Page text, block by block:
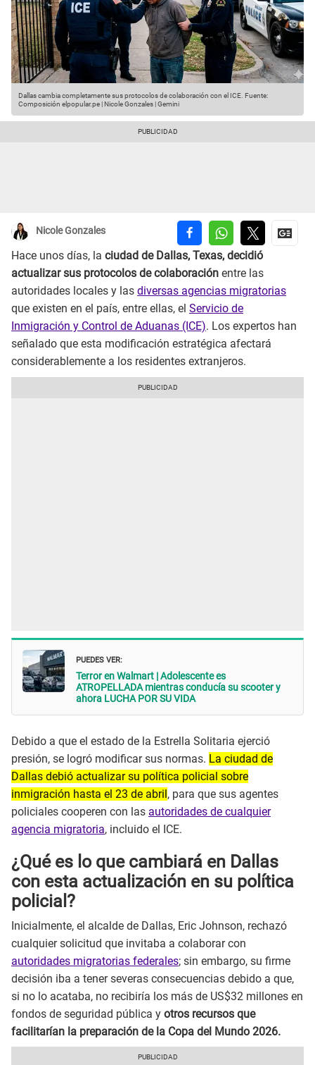
Dallas cambia completamente sus protocolos de colaboración con el ICE. Fuente:
Composición elpopular.pe | Nicole Gonzales | Gemini
Nicole Gonzales
Hace unos días, la ciudad de Dallas, Texas, decidió
actualizar sus protocolos de colaboración entre las
autoridades locales y las diversas agencias migratorias
que existen en el país, entre ellas, el Servicio de
Inmigración y Control de Aduanas (ICE). Los expertos han
señalado que esta modificación estratégica afectará
considerablemente a los residentes extranjeros.
PUEDES VER:
Terror en Walmart | Adolescente es
ATROPELLADA mientras conducía su scooter y
ahora LUCHA POR SU VIDA
Debido a que el estado de la Estrella Solitaria ejerció
presión, se logró modificar sus normas. La ciudad de
Dallas debió actualizar su política policial sobre
inmigración hasta el 23 de abril, para que sus agentes
policiales cooperen con las autoridades de cualquier
agencia migratoria, incluido el ICE.
¿Qué es lo que cambiará en Dallas
con esta actualización en su política
policial?
Inicialmente, el alcalde de Dallas, Eric Johnson, rechazó
cualquier solicitud que invitaba a colaborar con
autoridades migratorias federales; sin embargo, su firme
decisión iba a tener severas consecuencias debido a que,
si no lo acataba, no recibiría los más de US$32 millones en
fondos de seguridad pública y otros recursos que
facilitarían la preparación de la Copa del Mundo 2026.